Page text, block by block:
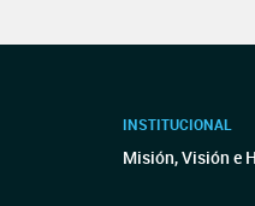
INSTITUCIONAL
Misión, Visión e